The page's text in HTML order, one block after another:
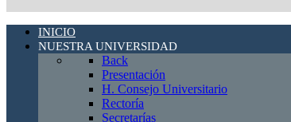
INICIO
NUESTRA UNIVERSIDAD
Back
Presentación
H. Consejo Universitario
Rectoría
Secretarías